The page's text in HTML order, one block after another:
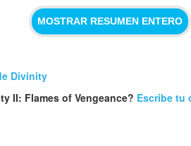
MOSTRAR RESUMEN ENTERO
Divinity
II: Flames of Vengeance? Escribe tu